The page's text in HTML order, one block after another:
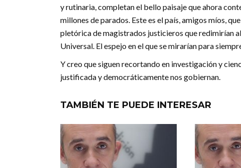
y rutinaria, completan el bello paisaje que ahora
millones de parados. Este es el país, amigos míos,
pletórica de magistrados justicieros que redimirían
Universal. El espejo en el que se mirarían para
Y creo que siguen recortando en investigación y
justificada y democráticamente nos gobiernan.
TAMBIÉN TE PUEDE INTERESAR